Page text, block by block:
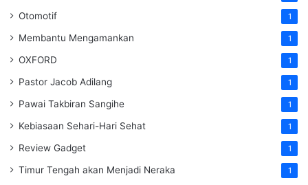
Otomotif 1
Membantu Mengamankan 1
OXFORD 1
Pastor Jacob Adilang 1
Pawai Takbiran Sangihe 1
Kebiasaan Sehari-Hari Sehat 1
Review Gadget 1
Timur Tengah akan Menjadi Neraka 1